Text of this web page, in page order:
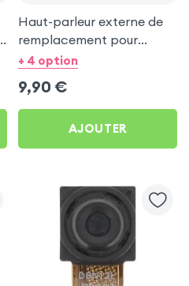
Haut-parleur externe de
remplacement pour
Xiaomi Redmi Note 10
+ 4 option
9,90 €
AJOUTER